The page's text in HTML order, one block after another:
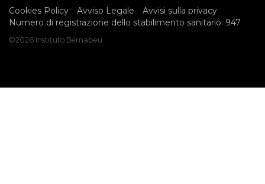
Cookies Policy Avviso Legale
Avvisi sulla privacy
Numero di registrazione dello stabilimento sanitario: 947
©2026 Instituto Bernabeu